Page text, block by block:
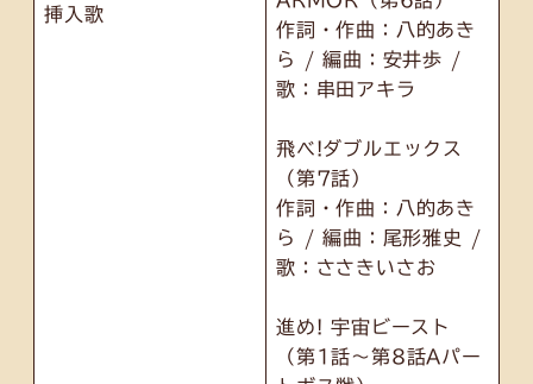
挿入歌
作詞・作曲：八的あき
ら / 編曲：安井歩 /
歌：串田アキラ
飛べ!ダブルエックス
（第7話）
作詞・作曲：八的あき
ら / 編曲：尾形雅史 /
歌：ささきいさお
進め! 宇宙ビースト
（第1話～第8話Aパー